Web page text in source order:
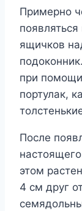
Примерно
ящичков
при помощи
портулак,
После
этом
4 см друг